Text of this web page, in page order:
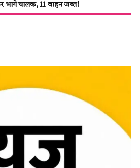
भागे चालक, 11 वाहन जब्त!